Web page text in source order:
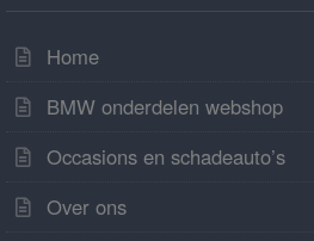
Home
BMW onderdelen webshop
Occasions en schadeauto’s
Over ons